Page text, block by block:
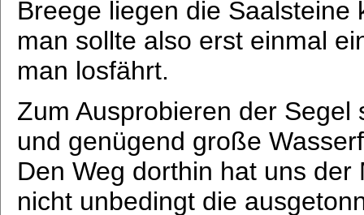
Breege liegen die
man sollte also erst einmal
man losfährt.
Zum Ausprobieren der
und genügend große
Den Weg dorthin hat uns
nicht unbedingt die